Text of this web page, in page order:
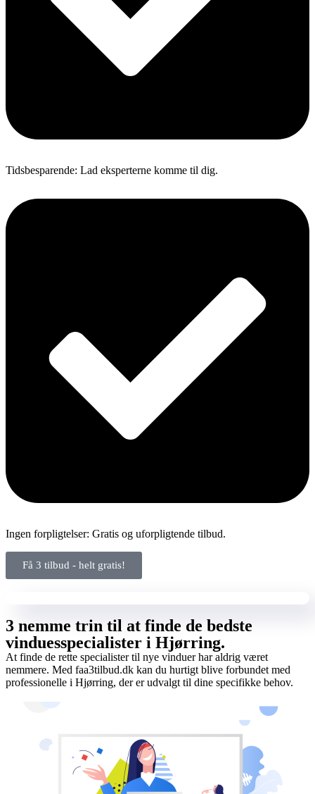
Tidsbesparende: Lad eksperterne komme til dig.
Ingen forpligtelser: Gratis og uforpligtende tilbud.
Få 3 tilbud - helt gratis!
3 nemme trin til at finde de bedste
vinduesspecialister i Hjørring.
At finde de rette specialister til nye vinduer har aldrig været
nemmere. Med faa3tilbud.dk kan du hurtigt blive forbundet med
professionelle i Hjørring, der er udvalgt til dine specifikke behov.